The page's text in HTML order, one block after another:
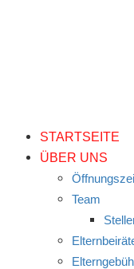
STARTSEITE
ÜBER UNS
Team